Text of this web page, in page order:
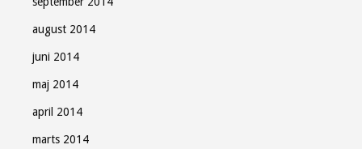
august 2014
juni 2014
maj 2014
april 2014
marts 2014